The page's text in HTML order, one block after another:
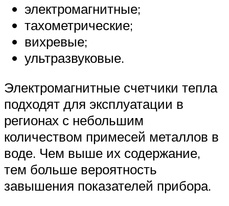
электромагнитные;
тахометрические;
вихревые;
ультразвуковые.
Электромагнитные счетчики тепла
подходят для эксплуатации в
регионах с небольшим
количеством примесей металлов в
воде. Чем выше их содержание,
тем больше вероятность
завышения показателей прибора.